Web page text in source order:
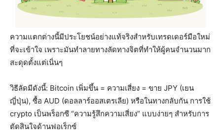
ความแตกต่างนี้มีประโยชน์อย่างแท้จริงสำหรับเทรดเดอร์มือใหม่
ที่จะเข้าใจ เพราะมันทำลายทางลัดทางจิตที่ทำให้ผู้คนจำนวนมาก
สะดุดตั้งแต่เนิ่นๆ
วิธีลัดมีดังนี้: Bitcoin เพิ่มขึ้น = ความเสี่ยง = ขาย JPY (เยน
ญี่ปุ่น), ซื้อ AUD (ดอลลาร์ออสเตรเลีย) หรือในทางกลับกัน การใช้
crypto เป็นพร็อกซี “ความรู้สึกความเสี่ยง” แบบง่ายๆ สำหรับการ
ตัดสินใจด้านฟอเร็กซ์